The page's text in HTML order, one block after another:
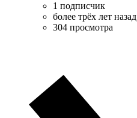
1 подписчик
более трёх лет назад
304 просмотра